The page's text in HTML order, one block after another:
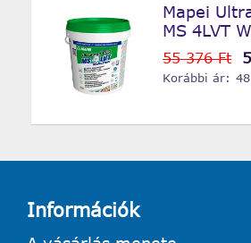
Mapei
MS 4LVT
55 376 Ft
Korábbi ár:
Információk